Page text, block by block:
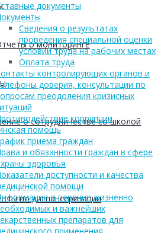
о мониторинге
о сотрудничестве со школой
по диспансеризации
документы
Сведения о результатах
проведения специальной оценки
условий труда на рабочих местах
Оплата труда
контролирующих органов и
доверия, консультации по
преодоления кризисных
коррупции
помощь
приема граждан
и обязанности граждан в сфере
здоровья
доступности и качества
помощи
о перечне жизненно
и важнейших
препаратов для